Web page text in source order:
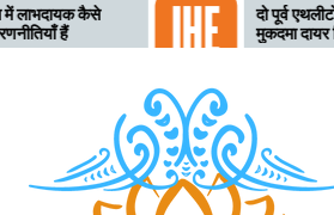
दो पूर्व एथलीटों ने नॉर्थवेस्टर्न पर
मुकदमा दायर किया